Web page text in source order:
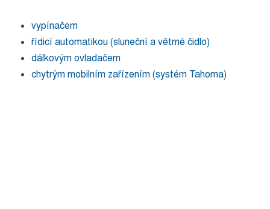
vypínačem
řídicí automatikou (sluneční a větrné čidlo)
dálkovým ovladačem
chytrým mobilním zařízením (systém Tahoma)